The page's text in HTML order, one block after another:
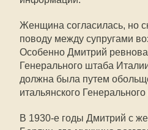
Женщина согласилась, но
поводу между супругами
Особенно Дмитрий
Генерального штаба
должна была путем
итальянского
В 1930-е годы Дмитрий с